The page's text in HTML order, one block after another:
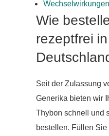
Wie
rezeptfrei in
Seit der Zulassung
Generika bieten wir
Thybon schnell und
bestellen. Füllen